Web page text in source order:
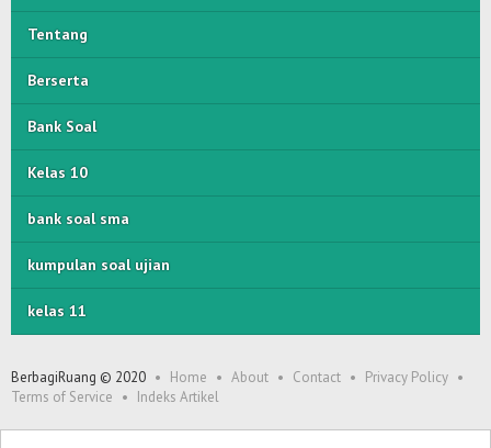
Tentang
Berserta
Bank Soal
Kelas 10
bank soal sma
kumpulan soal ujian
kelas 11
BerbagiRuang © 2020 Home About Contact
Privacy Policy
Terms of Service
Indeks Artikel